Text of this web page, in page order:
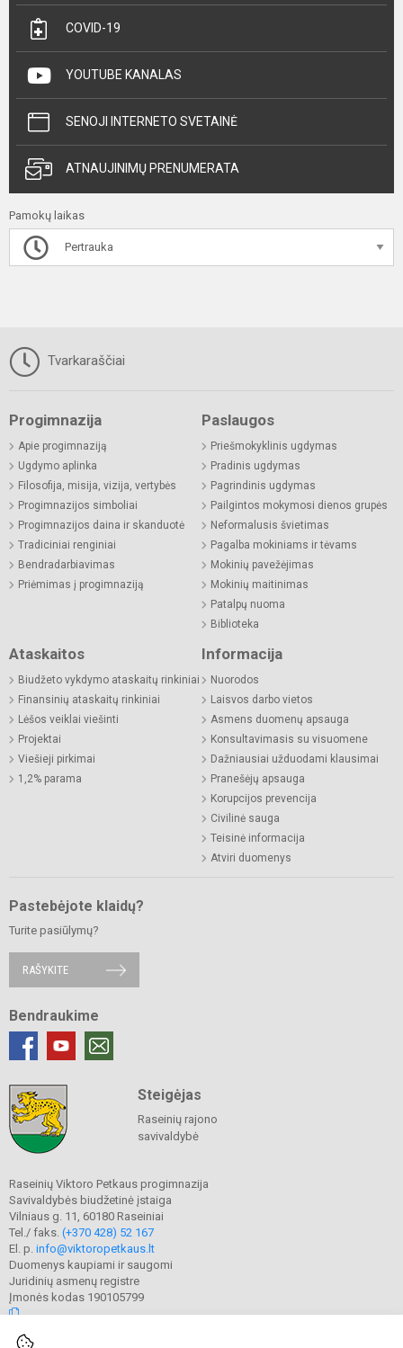
COVID-19
YOUTUBE KANALAS
SENOJI INTERNETO SVETAINĖ
ATNAUJINIMŲ PRENUMERATA
Pamokų laikas
Pertrauka
Tvarkaraščiai
Progimnazija
Apie progimnaziją
Ugdymo aplinka
Filosofija, misija, vizija, vertybės
Progimnazijos simboliai
Progimnazijos daina ir skanduotė
Tradiciniai renginiai
Bendradarbiavimas
Priėmimas į progimnaziją
Paslaugos
Priešmokyklinis ugdymas
Pradinis ugdymas
Pagrindinis ugdymas
Pailgintos mokymosi dienos grupės
Neformalusis švietimas
Pagalba mokiniams ir tėvams
Mokinių pavežėjimas
Mokinių maitinimas
Patalpų nuoma
Biblioteka
Ataskaitos
Biudžeto vykdymo ataskaitų rinkiniai
Finansinių ataskaitų rinkiniai
Lėšos veiklai viešinti
Projektai
Viešieji pirkimai
1,2% parama
Informacija
Nuorodos
Laisvos darbo vietos
Asmens duomenų apsauga
Konsultavimasis su visuomene
Dažniausiai užduodami klausimai
Pranešėjų apsauga
Korupcijos prevencija
Civilinė sauga
Teisinė informacija
Atviri duomenys
Pastebėjote klaidų?
Turite pasiūlymų?
RAŠYKITE
Bendraukime
Steigėjas
Raseinių rajono
savivaldybė
Raseinių Viktoro Petkaus progimnazija
Savivaldybės biudžetinė įstaiga
Vilniaus g. 11, 60180 Raseiniai
Tel./ faks. (+370 428) 52 167
El. p. info@viktoropetkaus.lt
Duomenys kaupiami ir saugomi
Juridinių asmenų registre
Įmonės kodas 190105799